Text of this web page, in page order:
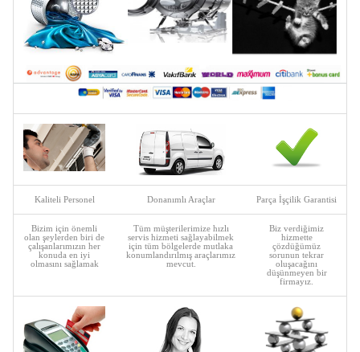
Kaliteli Personel Donanımlı Araçlar Parça İşçilik Garantisi
Bizim için önemli
olan şeylerden biri de
çalışanlarımızın her
konuda en iyi
olmasını sağlamak
Tüm müşterilerimize hızlı
servis hizmeti sağlayabilmek
için tüm bölgelerde mutlaka
konumlandırılmış araçlarımız
mevcut.
Biz verdiğimiz
hizmette
çözdüğümüz
sorunun tekrar
oluşacağını
düşünmeyen bir
firmayız.